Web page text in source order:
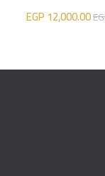
EGP12,000.00